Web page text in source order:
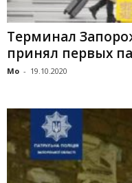
Терминал
принял первых
Mo - 19.10.2020